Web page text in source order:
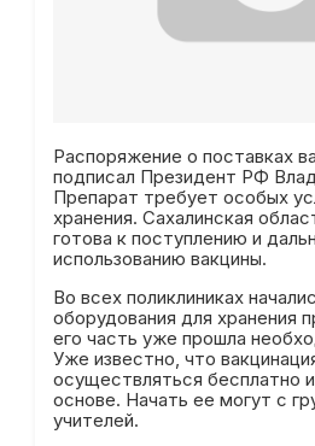
Распоряжение о поставках
подписал Президент РФ
Препарат требует особых
хранения. Сахалинская
готова к поступлению и
использованию вакцины.
Во всех поликлиниках
оборудования для хранения
его часть уже прошла
Уже известно, что
осуществляться бесплатно
основе. Начать ее могут с
учителей.